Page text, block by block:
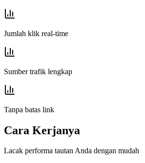
Jumlah klik real-time
Sumber trafik lengkap
Tanpa batas link
Cara Kerjanya
Lacak performa tautan Anda dengan mudah